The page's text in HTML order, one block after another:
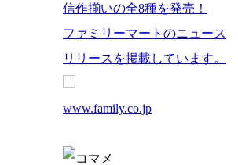
信作揃いの全8種を発売！
ファミリーマートのニュース
リリースを掲載しています。
www.family.co.jp